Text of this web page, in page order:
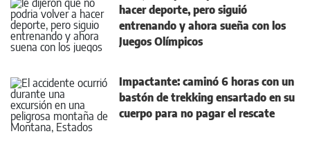
hacer deporte, pero siguió
entrenando y ahora sueña con los
Juegos Olímpicos
Impactante: caminó 6 horas con un
bastón de trekking ensartado en su
cuerpo para no pagar el rescate